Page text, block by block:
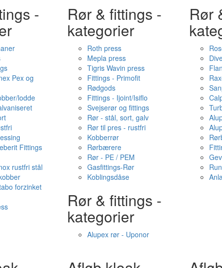
-
Pex og
lodde
Fittings
rustfri stål
forzinket
Rør & fittings -
kategorier
Roth press
Mepla press
Tigris Wavin press
Fittings - Primofit
Rødgods
Fittings - Ijoint/Isiflo
Svejserør og fittings
Rør - stål, sort, galv
Rør til pres - rustfri
Kobberrør
Rørbærere
Rør - PE / PEM
Gasfittings-Rør
Koblingsdåse
Rør
Rør & fittings -
kategorier
Alupex rør - Uponor